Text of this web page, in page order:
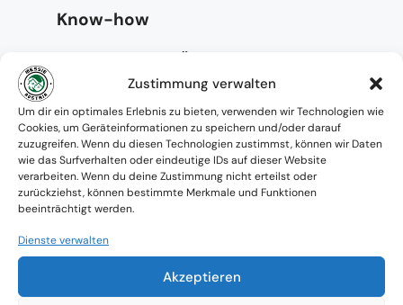
Zustimmung verwalten
Um dir ein optimales Erlebnis zu bieten, verwenden wir Technologien wie
Cookies, um Geräteinformationen zu speichern und/oder darauf
zuzugreifen. Wenn du diesen Technologien zustimmst, können wir Daten
wie das Surfverhalten oder eindeutige IDs auf dieser Website
verarbeiten. Wenn du deine Zustimmung nicht erteilst oder
zurückziehst, können bestimmte Merkmale und Funktionen
beeinträchtigt werden.
Dienste verwalten
Akzeptieren
Know-how
Absolute Diskretion & keine
Zusammenarbeit mit Ämtern ohne
Einverständnis